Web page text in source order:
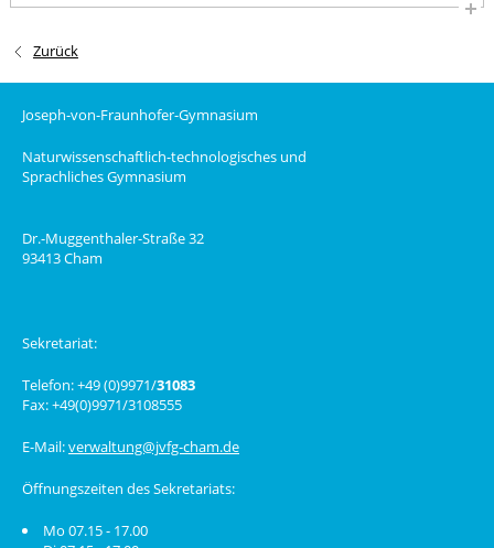
Zurück
Joseph-von-Fraunhofer-Gymnasium
Naturwissenschaftlich-technologisches und
Sprachliches Gymnasium
Dr.-Muggenthaler-Straße 32
93413 Cham
Sekretariat:
Telefon: +49 (0)9971/31083
Fax: +49(0)9971/3108555
E-Mail:verwaltung@jvfg-cham.de
Öffnungszeiten des Sekretariats:
Mo 07.15 - 17.00